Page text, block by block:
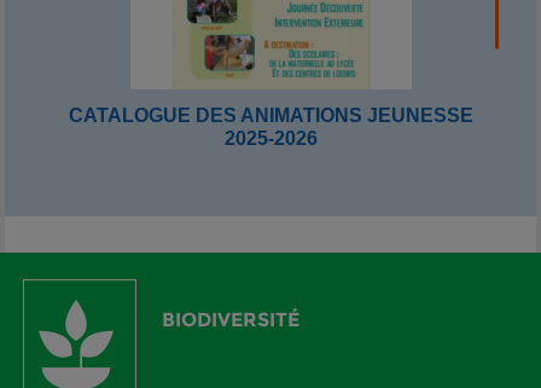
CATALOGUE DES ANIMATIONS JEUNESSE
2025-2026
BIODIVERSITÉ